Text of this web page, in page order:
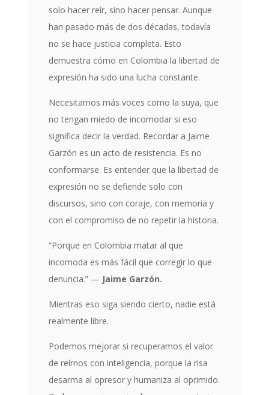
solo hacer reír, sino hacer pensar. Aunque
han pasado más de dos décadas, todavía
no se hace justicia completa. Esto
demuestra cómo en Colombia la libertad de
expresión ha sido una lucha constante.
Necesitamos más voces como la suya, que
no tengan miedo de incomodar si eso
significa decir la verdad. Recordar a Jaime
Garzón es un acto de resistencia. Es no
conformarse. Es entender que la libertad de
expresión no se defiende solo con
discursos, sino con coraje, con memoria y
con el compromiso de no repetir la historia.
“Porque en Colombia matar al que
incomoda es más fácil que corregir lo que
denuncia.” — Jaime Garzón.
Mientras eso siga siendo cierto, nadie está
realmente libre.
Podemos mejorar si recuperamos el valor
de reírnos con inteligencia, porque la risa
desarma al opresor y humaniza al oprimido.